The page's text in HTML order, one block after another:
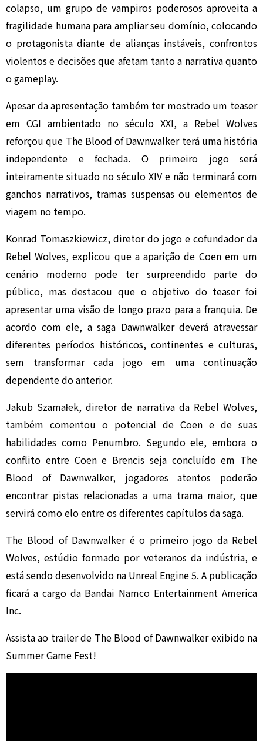
colapso, um grupo de vampiros poderosos aproveita a
fragilidade humana para ampliar seu domínio, colocando
o protagonista diante de alianças instáveis, confrontos
violentos e decisões que afetam tanto a narrativa quanto
o gameplay.
Apesar da apresentação também ter mostrado um teaser
em CGI ambientado no século XXI, a Rebel Wolves
reforçou que The Blood of Dawnwalker terá uma história
independente e fechada. O primeiro jogo será
inteiramente situado no século XIV e não terminará com
ganchos narrativos, tramas suspensas ou elementos de
viagem no tempo.
Konrad Tomaszkiewicz, diretor do jogo e cofundador da
Rebel Wolves, explicou que a aparição de Coen em um
cenário moderno pode ter surpreendido parte do
público, mas destacou que o objetivo do teaser foi
apresentar uma visão de longo prazo para a franquia. De
acordo com ele, a saga Dawnwalker deverá atravessar
diferentes períodos históricos, continentes e culturas,
sem transformar cada jogo em uma continuação
dependente do anterior.
Jakub Szamałek, diretor de narrativa da Rebel Wolves,
também comentou o potencial de Coen e de suas
habilidades como Penumbro. Segundo ele, embora o
conflito entre Coen e Brencis seja concluído em The
Blood of Dawnwalker, jogadores atentos poderão
encontrar pistas relacionadas a uma trama maior, que
servirá como elo entre os diferentes capítulos da saga.
The Blood of Dawnwalker é o primeiro jogo da Rebel
Wolves, estúdio formado por veteranos da indústria, e
está sendo desenvolvido na Unreal Engine 5. A publicação
ficará a cargo da Bandai Namco Entertainment America
Inc.
Assista ao trailer de The Blood of Dawnwalker exibido na
Summer Game Fest!